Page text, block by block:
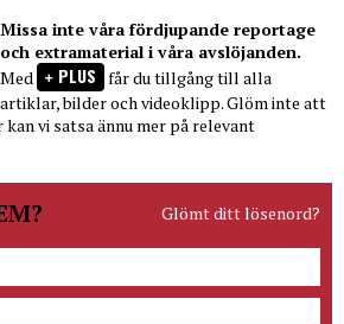
Missa inte våra fördjupande reportage
och extramaterial i våra avslöjanden.
Med
PLUS får du tillgång till alla
artiklar, bilder och videoklipp. Glöm inte att
vi satsa ännu mer på relevant
Glömt ditt lösenord?